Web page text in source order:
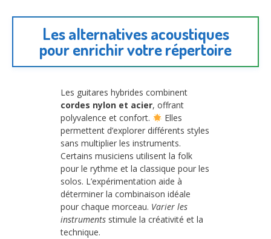
Les alternatives acoustiques
pour enrichir votre répertoire
Les guitares hybrides combinent
cordes nylon et acier, offrant
polyvalence et confort.
Elles
permettent d’explorer différents styles
sans multiplier les instruments.
Certains musiciens utilisent la folk
pour le rythme et la classique pour les
solos. L’expérimentation aide à
déterminer la combinaison idéale
pour chaque morceau. Varier les
instruments stimule la créativité et la
technique.